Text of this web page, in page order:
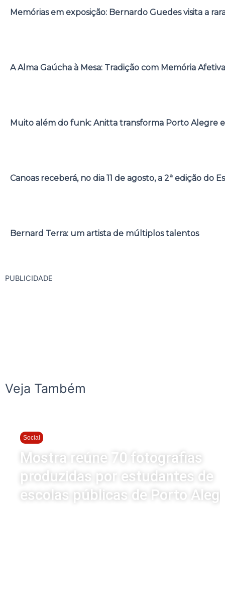
Memórias em exposição: Bernardo Guedes visita a
A Alma Gaúcha à Mesa: Tradição com Memória Afetiva
Muito além do funk: Anitta transforma Porto Alegre
Canoas receberá, no dia 11 de agosto, a 2ª edição do
Bernard Terra: um artista de múltiplos talentos
PUBLICIDADE
Veja Também
Social
Mostra reúne 70 fotografias
produzidas por estudantes de
escolas públicas de Porto